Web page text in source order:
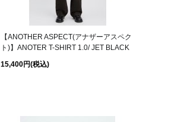
【ANOTHER ASPECT(アナザーアスペク
ト)】ANOTER T-SHIRT 1.0/ JET BLACK
15,400円(税込)